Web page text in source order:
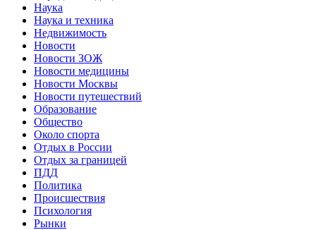
Наука
Наука и техника
Недвижимость
Новости
Новости ЗОЖ
Новости медицины
Новости Москвы
Новости путешествий
Образование
Общество
Около спорта
Отдых в России
Отдых за границей
ПДД
Политика
Происшествия
Психология
Рынки